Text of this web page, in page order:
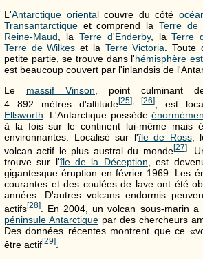
L'Antarctique orientalcouvre du côté
Transantarctique et comprend la Terre de
Reine-Maud , la Terre d'Enderby, laTerre
Terre de Wilkes et la Terre Victoria .
petite partie, se trouve dans l'hémisphère est
est beaucoup couvert par l'inlandsis de
Le massif Vinson, point culminant
4 892 mètres d'altitude[25], [26], est
Ellsworth. L'Antarctique possède
à la fois sur le continent lui-même mais
environnantes. Localisé sur l'île de Ross,
volcan actif le plus austral du monde[27].
trouve sur l'île de la Déception , est
gigantesque éruption en février 1969. Les
courantes et des coulées de lave ont été
années. D'autres volcans endormis
actifs[28]
. En 2004, un volcan sous-marin
péninsule Antarctique par des chercheurs
Des données récentes montrent que ce
être actif[29]